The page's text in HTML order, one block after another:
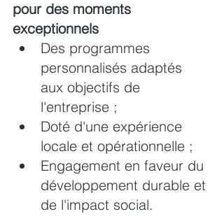
pour des moments
exceptionnels
Des programmes
personnalisés adaptés
aux objectifs de
l'entreprise ;
Doté d'une expérience
locale et opérationnelle ;
Engagement en faveur du
développement durable et
de l'impact social.